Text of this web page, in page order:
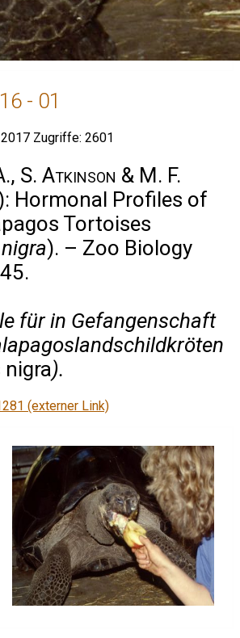
- 01
Zugriffe: 2601
S. Atkinson & M. F.
Hormonal Profiles of
Tortoises
). – Zoo Biology
für in Gefangenschaft
).
(externer Link)